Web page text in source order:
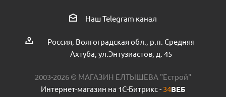
Наш Telegram канал
Россия, Волгоградская обл., р.п. Средняя
Ахтуба, ул.Энтузиастов, д. 45
2003-2026 © МАГАЗИН ЕЛТЫШЕВА "Естрой"
Интернет-магазин на 1С-Битрикс - 34ВЕБ